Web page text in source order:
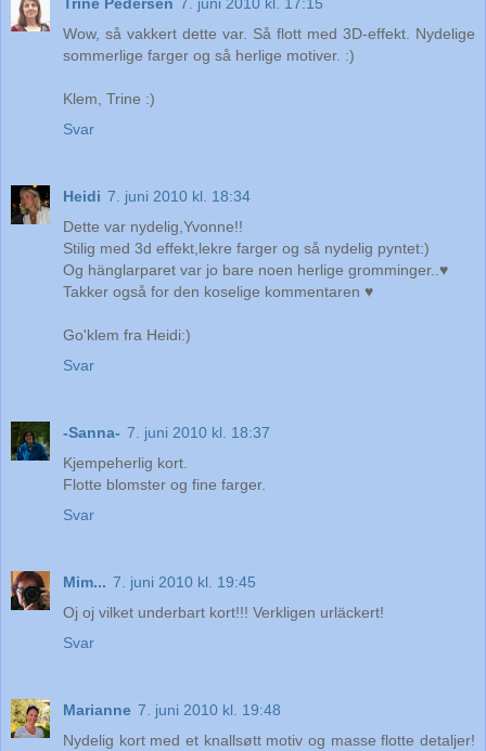
Wow, så vakkert dette var. Så flott med 3D-effekt. Nydelige
sommerlige farger og så herlige motiver. :)
Klem, Trine :)
Svar
Heidi 7. juni 2010 kl. 18:34
Dette var nydelig,Yvonne!!
Stilig med 3d effekt,lekre farger og så nydelig pyntet:)
Og hänglarparet var jo bare noen herlige gromminger..♥
Takker også for den koselige kommentaren ♥
Go'klem fra Heidi:)
Svar
-Sanna- 7. juni 2010 kl. 18:37
Kjempeherlig kort.
Flotte blomster og fine farger.
Svar
Mim... 7. juni 2010 kl. 19:45
Oj oj vilket underbart kort!!! Verkligen urläckert!
Svar
Marianne 7. juni 2010 kl. 19:48
Nydelig kort med et knallsøtt motiv og masse flotte detaljer!